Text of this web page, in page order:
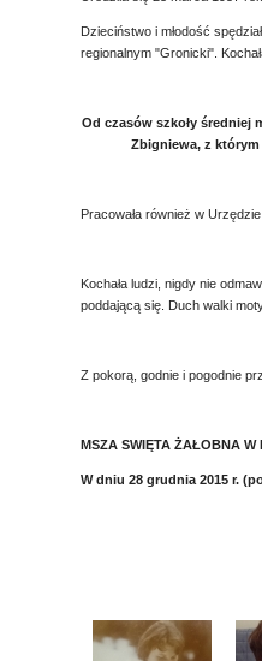
Dzieciństwo i młodość
regionalnym "Gronicki".
Od czasów szkoły średniej
Zbigniewa, z którym
Pracowała również w
Kochała ludzi, nigdy nie
poddającą się. Duch walki
Z pokorą, godnie i pogodnie
MSZA SWIĘTA ŻAŁOBNA W
W dniu 28 grudnia 2015 r.